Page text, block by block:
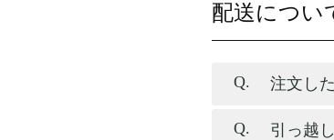
配送につい
注文し
引っ越